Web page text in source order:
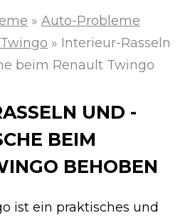
» Auto-Probleme
» Interieur-Rasseln
beim Renault Twingo
UND -
BEIM
BEHOBEN
ist ein praktisches und